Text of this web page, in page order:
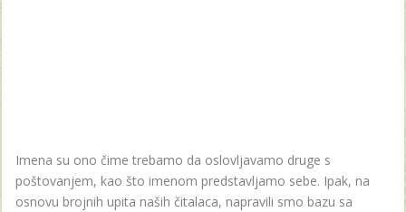
Imena su ono čime trebamo da oslovljavamo druge s
poštovanjem, kao što imenom predstavljamo sebe. Ipak, na
osnovu brojnih upita naših čitalaca, napravili smo bazu sa